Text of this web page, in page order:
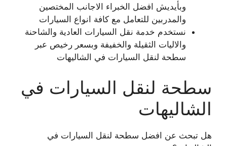
وبأيديش افضل الخبراء الاجانب المختصين
والمدربين للتعامل مع كافة انواع السيارات
نستخدم خدمة نقل السيارات العادية والشاحنة
والاليات الثقيلة والخفيفة وبسعر رخيص عبر
سطحة لنقل السيارات في الشاليهات
سطحة لنقل السيارات في
الشاليهات
هل تبحث عن افضل سطحة لنقل السيارات في